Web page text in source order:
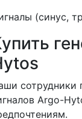
(синус,
сотрудники
Argo-